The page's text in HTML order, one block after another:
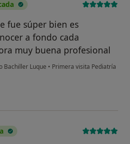
fue súper bien es
a fondo cada
muy buena profesional
Bachiller Luque • Primera visita Pediatría